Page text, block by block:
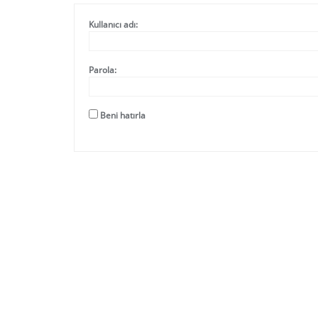
Kullanıcı adı:
Parola:
Beni hatırla